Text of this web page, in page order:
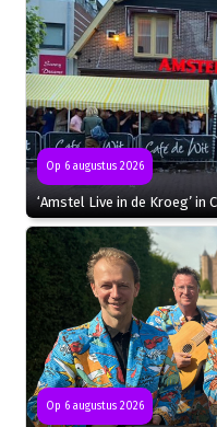
Op 6 augustus 2026
‘Amstel Live in de Kroeg’ in
Op 6 augustus 2026